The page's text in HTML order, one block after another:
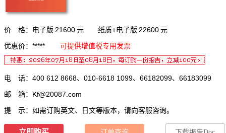
价 格：电子版 21600 元 纸质+电子版 22600 元
优惠价：*****
可提供增值税专用发票
电 话：400 612 8668、010-6618 1099、66182099、66183099
邮 箱： Kf@20087.com
提 示：如需订购英文、日文等版本，请向客服咨询。